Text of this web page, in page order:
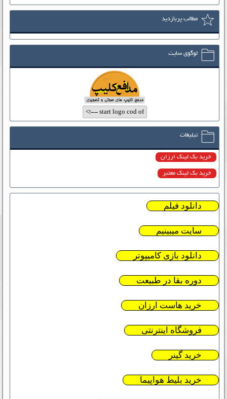
مطالب پربازدید
لوگوی سایت
تبلیغات
خرید بک لینک ارزان
خرید بک لینک معتبر
دانلود فیلم
سایت میبینیم
دانلود بازی کامیپوتر
دوره بقا در طبیعت
خرید هاست ارزان
فروشگاه اینترنتی
خرید گینر
خرید بلیط هواپیما